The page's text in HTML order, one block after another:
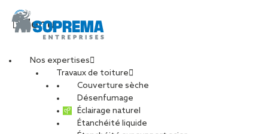
Menu
Nos expertises
Travaux de toiture
Couverture sèche
Désenfumage
Éclairage naturel
Étanchéité liquide
Soprema_12-09 (3)
PARTAGER